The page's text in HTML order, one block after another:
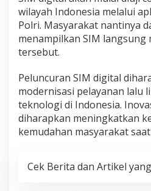
wilayah Indonesia melalui
Polri. Masyarakat nantinya
menampilkan SIM langsung
tersebut.
Peluncuran SIM digital
modernisasi pelayanan lalu
teknologi di Indonesia.
diharapkan meningkatkan
kemudahan masyarakat
Cek Berita dan Artikel